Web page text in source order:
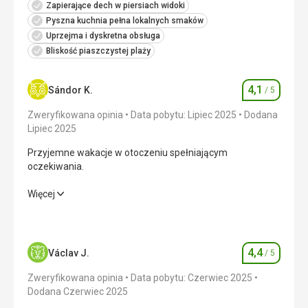
Zapierające dech w piersiach widoki
Pyszna kuchnia pełna lokalnych smaków
Uprzejma i dyskretna obsługa
Bliskość piaszczystej plaży
Sándor K. Ocena
4,1 / 5
Zweryfikowana opinia Data pobytu: Lipiec 2025
Dodana
Lipiec 2025
Przyjemne wakacje w otoczeniu spełniającym
oczekiwania.
Przyjemne wakacje w otoczeniu spełniającym
Zakwaterowanie 4,0/ 5
Okolica
Więcej
Václav J. Ocena
4,4/ 5
Zweryfikowana opinia
Data pobytu: Czerwiec 2025
Dodana Czerwiec 2025